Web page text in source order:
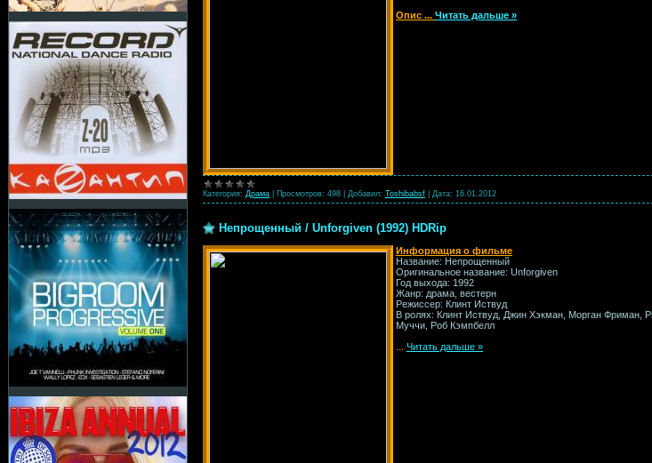
Опис ... Читать дальше »
Категория: Драма Просмотров: 498 Добавил: Toshibabsf Дата: 16.01.2012
Непрощенный / Unforgiven (1992) HDRip
Информация о фильме
Название: Непрощенный
Оригинальное название: Unforgiven
Год выхода: 1992
Жанр: драма, вестерн
Режиссер: Клинт Иствуд
В ролях: Клинт Иствуд, Джин Хэкман, Морган Фриман,
Муччи, Роб Кэмпбелл
Читать дальше »